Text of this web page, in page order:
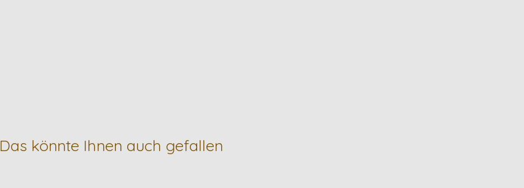
Das könnte Ihnen auch gefallen